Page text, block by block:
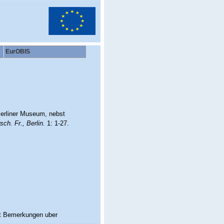
EurOBIS
Museum, nebst
Fr., Berlin.1: 1-27.
uber